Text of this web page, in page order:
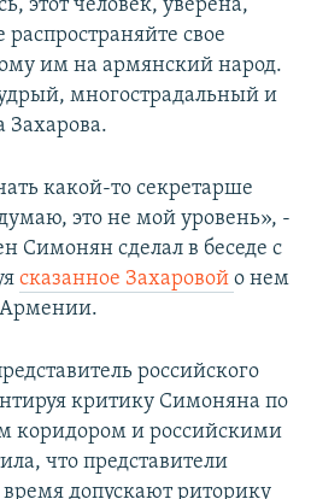
этот человек, уверена,
свое
им на армянский народ.
многострадальный и
какой-то секретарше
это не мой уровень», -
Симонян сделал в беседе с
сказанное Захаровой о нем
российского
критику Симоняна по
коридором и российскими
что представители
допускают риторику